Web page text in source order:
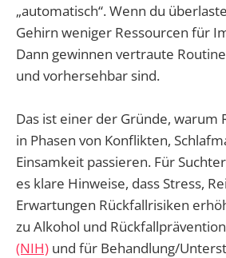
„automatisch“. Wenn du
Gehirn weniger Ressourcen für
Dann gewinnen vertraute
und vorhersehbar sind.
Das ist einer der Gründe, warum
in Phasen von Konflikten,
Einsamkeit passieren. Für
es klare Hinweise, dass Stress,
Erwartungen Rückfallrisiken
zu Alkohol und
(NIH) und für Behandlung/